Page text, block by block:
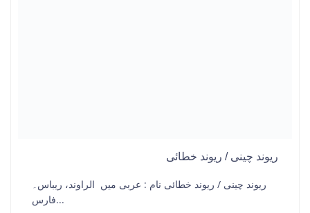
ریوند چینی / ریوند خطائی
ریوند چینی / ریوند خطائی نام : عربی میں الراوند، ریباس۔
فارس...